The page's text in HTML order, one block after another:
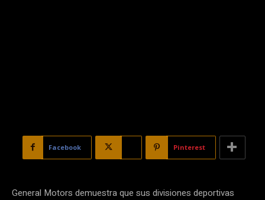
Facebook Pinterest
General Motors demuestra que sus divisiones deportivas